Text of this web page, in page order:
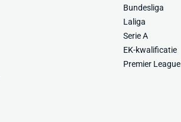
Bundesliga
Laliga
Serie A
EK-kwalificatie
Premier League